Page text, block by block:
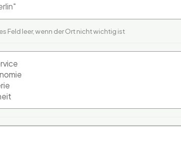
Feld leer, wenn der Ort nicht wichtig ist